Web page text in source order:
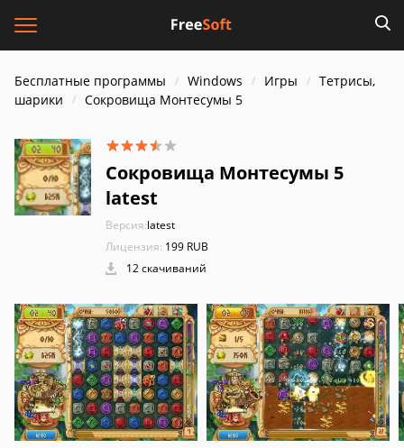
Бесплатные программы Windows Игры
Тетрисы,
шарики
Сокровища Монтесумы 5
Сокровища Монтесумы 5
latest
Версия:latest
Лицензия: 199 RUB
12 скачиваний